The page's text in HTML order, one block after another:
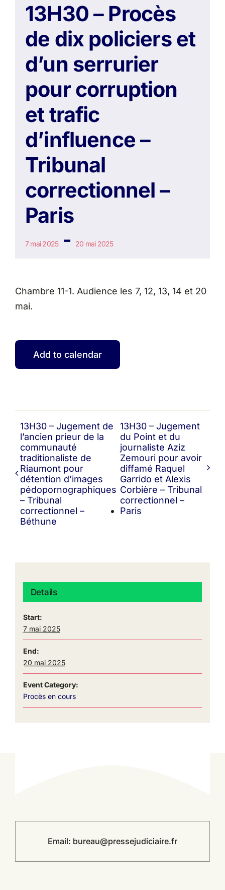
13H30 – Procès
de dix policiers et
d’un serrurier
pour corruption
et trafic
d’influence –
Tribunal
correctionnel –
Paris
7 mai 2025- 20 mai 2025
Chambre 11-1. Audience les 7, 12, 13, 14 et 20
mai.
Add to calendar
13H30 – Jugement de
l’ancien prieur de la
communauté
traditionaliste de
Riaumont pour
détention d’images
pédopornographiques
– Tribunal
correctionnel –
Béthune
13H30 – Jugement
du Point et du
journaliste Aziz
Zemouri pour avoir
diffamé Raquel
Garrido et Alexis
Corbière – Tribunal
correctionnel –
Paris
Details
Start:
7 mai 2025
End:
20 mai 2025
Event Category:
Procès en cours
Email: bureau@pressejudiciaire.fr